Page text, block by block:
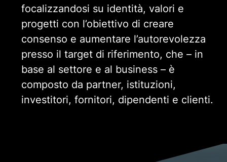
focalizzandosi su identità, valori e
progetti con l’obiettivo di creare
consenso e aumentare l’autorevolezza
presso il target di riferimento, che – in
base al settore e al business – è
composto da partner, istituzioni,
investitori, fornitori, dipendenti e clienti.